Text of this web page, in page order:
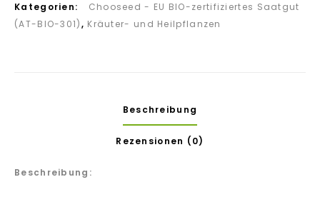
Kategorien:
Chooseed - EU BIO-zertifiziertes Saatgut
(AT-BIO-301), Kräuter- und Heilpflanzen
Beschreibung
Rezensionen (0)
Beschreibung: